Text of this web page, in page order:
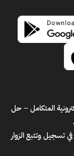
– حل
تسجيل وتتبع الزوار